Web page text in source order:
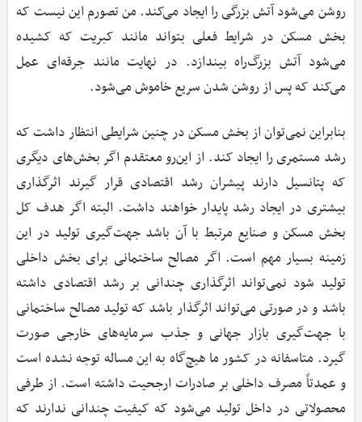
روشن می‌شود آتش بزرگی را ایجاد می‌کند. من تصورم این نیست که
بخش مسکن در شرایط فعلی بتواند مانند کبریت که کشیده
می‌شود آتش بزرگ‌راه بیندازد. در نهایت مانند جرقه‌ای عمل
می‌کند که پس از روشن شدن سریع خاموش می‌شود.
بنابراین نمی‌توان از بخش مسکن در چنین شرایطی انتظار داشت که
رشد مستمری را ایجاد کند. از این‌رو معتقدم اگر بخش‌های دیگری
که پتانسیل دارند پیشران رشد اقتصادی قرار گیرند اثرگذاری
بیشتری در ایجاد رشد پایدار خواهند داشت. البته اگر هدف کل
بخش مسکن و صنایع مرتبط با آن باشد جهت‌گیری تولید در این
زمینه بسیار مهم است. اگر مصالح ساختمانی برای بخش داخلی
تولید شود نمی‌تواند اثرگذاری چندانی بر رشد اقتصادی داشته
باشد و در صورتی می‌تواند اثرگذار باشد که تولید مصالح ساختمانی
با جهت‌گیری بازار جهانی و جذب سرمایه‌های خارجی صورت
گیرد. متاسفانه در کشور ما هیچ‌گاه به این مساله توجه نشده است
و عمدتاً مصرف داخلی بر صادرات ارجحیت داشته است. از طرفی
محصولاتی در داخل تولید می‌شود که کیفیت چندانی ندارند که